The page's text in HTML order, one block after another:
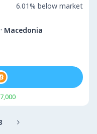
· Macedonia
6.01% below market
